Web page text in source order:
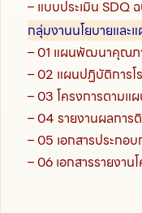
– แบบประเมิน SDQ
กลุ่มงานนโยบายและ
– 01 แผนพัฒนาคุณภ
– 02 แผนปฏิบัติการโ
– 03 โครงการตามแ
– 04 รายงานผลการ
– 05 เอกสารประกอบ
– 06 เอกสารรายงา